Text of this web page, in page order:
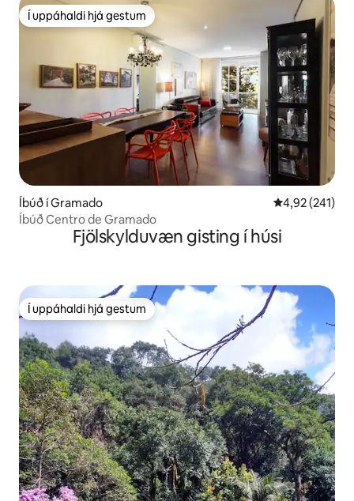
Í uppáhaldi hjá gestum
Í uppáhaldi hjá gestum
Íbúð í Gramado 4,92 af 5 í
4,92 (241)
Íbúð Centro de Gramado
Fjölskylduvæn gisting í húsi
Í uppáhaldi hjá gestum
Í uppáhaldi hjá gestum